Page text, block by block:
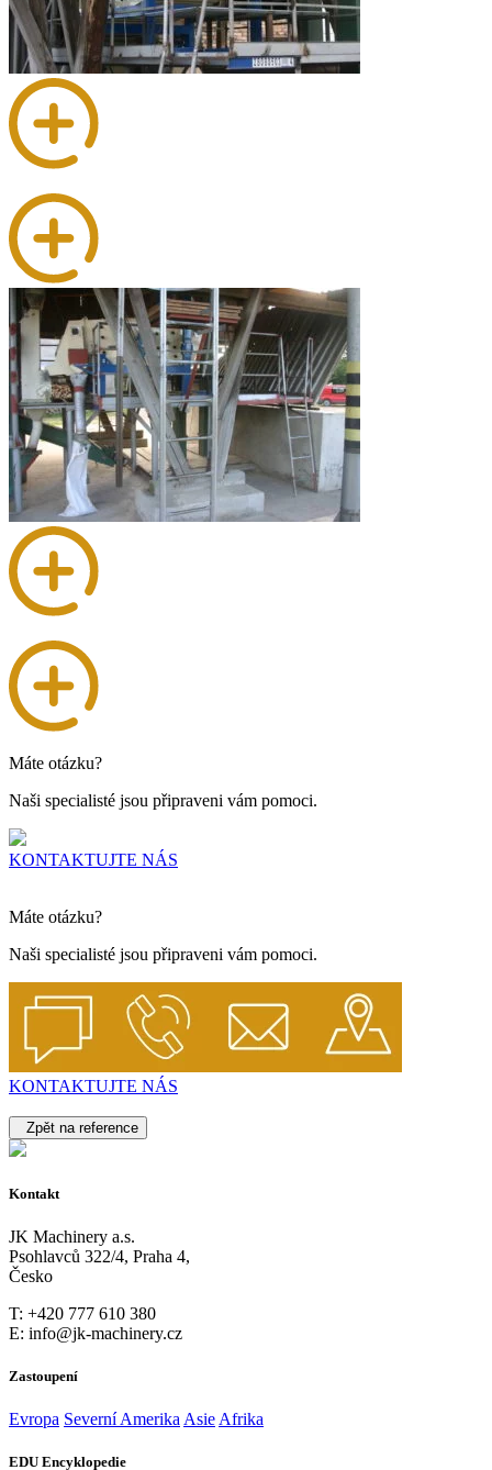
Máte otázku?
Naši specialisté jsou připraveni vám pomoci.
KONTAKTUJTE NÁS
Máte otázku?
Naši specialisté jsou připraveni vám pomoci.
KONTAKTUJTE NÁS
Zpět na reference
Kontakt
JK Machinery a.s.
Psohlavců 322/4, Praha 4,
Česko
T: +420 777 610 380
E: info@jk-machinery.cz
Zastoupení
Evropa Severní Amerika Asie Afrika
EDU Encyklopedie